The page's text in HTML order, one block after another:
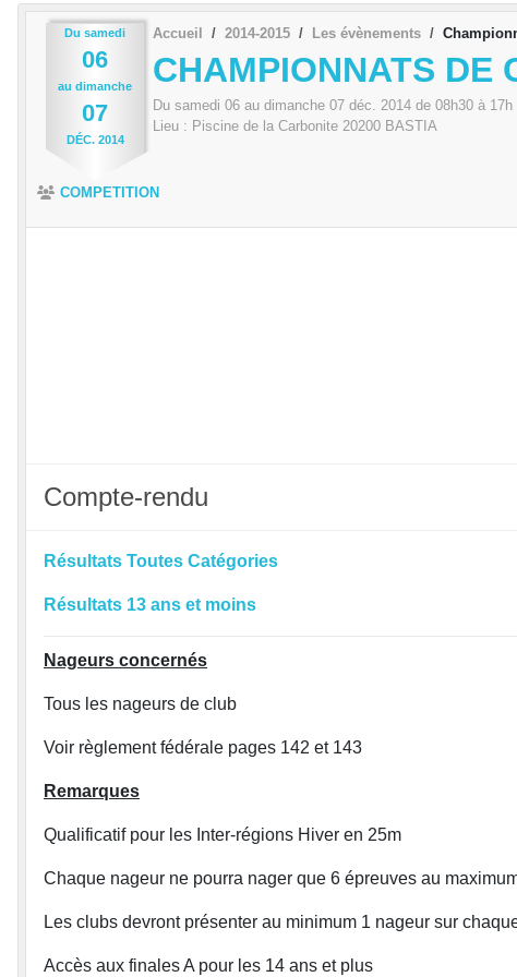
Du samedi
06
au dimanche
07
DÉC. 2014
Accueil 2014-2015 Les évènements
CHAMPIONNATS DE
Du samedi 06 au dimanche 07 déc. 2014 de 08h30 à 17h
Lieu : Piscine de la Carbonite 20200 BASTIA
COMPETITION
Compte-rendu
Résultats Toutes Catégories
Résultats 13 ans et moins
Nageurs concernés
Tous les nageurs de club
Voir règlement fédérale pages 142 et 143
Remarques
Qualificatif pour les Inter-régions Hiver en 25m
Chaque nageur ne pourra nager que 6 épreuves au
Les clubs devront présenter au minimum 1 nageur sur
Accès aux finales A pour les 14 ans et plus